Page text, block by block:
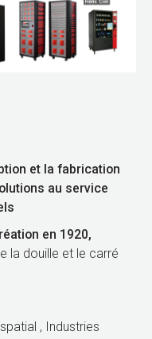
et la fabrication
au service
en 1920,
la douille et le carré
, Industries